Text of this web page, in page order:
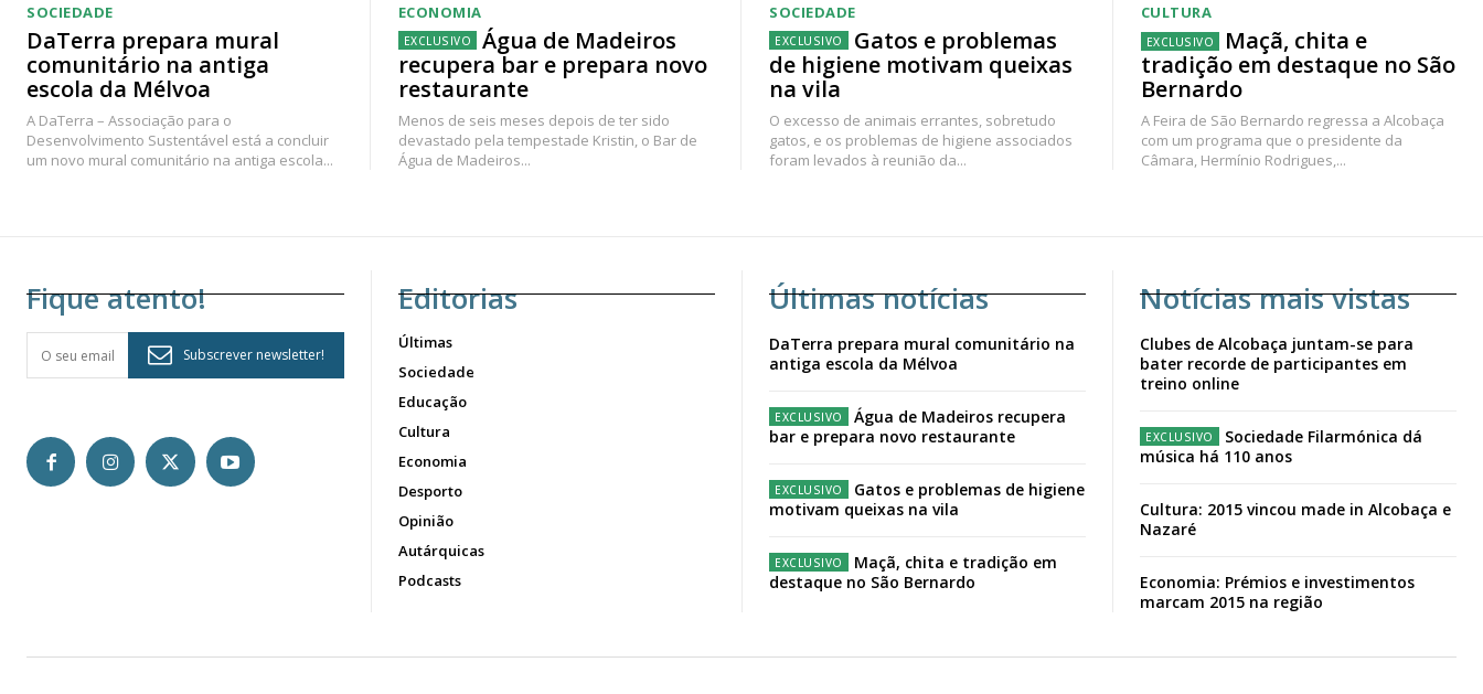
SOCIEDADE
DaTerra prepara mural
comunitário na antiga
escola da Mélvoa
A DaTerra – Associação para o
Desenvolvimento Sustentável está a concluir
um novo mural comunitário na antiga escola...
ECONOMIA
Água de Madeiros
recupera bar e prepara novo
restaurante
Menos de seis meses depois de ter sido
devastado pela tempestade Kristin, o Bar de
Água de Madeiros...
SOCIEDADE
Gatos e problemas
de higiene motivam queixas
na vila
O excesso de animais errantes, sobretudo
gatos, e os problemas de higiene associados
foram levados à reunião da...
CULTURA
Maçã, chita e
tradição em destaque no São
Bernardo
A Feira de São Bernardo regressa a Alcobaça
com um programa que o presidente da
Câmara, Hermínio Rodrigues,...
Fique atento!
Subscrever newsletter!
Editorias
Últimas
Sociedade
Educação
Cultura
Economia
Desporto
Opinião
Autárquicas
Podcasts
Últimas notícias
DaTerra prepara mural comunitário na
antiga escola da Mélvoa
Água de Madeiros recupera
bar e prepara novo restaurante
Gatos e problemas de higiene
motivam queixas na vila
Maçã, chita e tradição em
destaque no São Bernardo
Notícias mais vistas
Clubes de Alcobaça juntam-se para
bater recorde de participantes em
treino online
Sociedade Filarmónica dá
música há 110 anos
Cultura: 2015 vincou made in Alcobaça e
Nazaré
Economia: Prémios e investimentos
marcam 2015 na região